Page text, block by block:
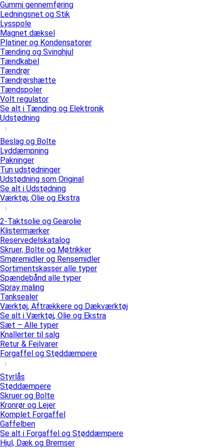
Gummi gennemføring
Ledningsnet og Stik
Lysspole
Magnet dæksel
Platiner og Kondensatorer
Tænding og Svinghjul
Tændkabel
Tændrør
Tændrørshætte
Tændspoler
Volt regulator
Se alt i Tænding og Elektronik
Udstødning
Beslag og Bolte
Lyddæmpning
Pakninger
Tun udstødninger
Udstødning som Original
Se alt i Udstødning
Værktøj, Olie og Ekstra
2-Taktsolie og Gearolie
Klistermærker
Reservedelskatalog
Skruer, Bolte og Møtrikker
Smøremidler og Rensemidler
Sortimentskasser alle typer
Spændebånd alle typer
Spray maling
Tanksealer
Værktøj, Aftrækkere og Dækværktøj
Se alt i Værktøj, Olie og Ekstra
Sæt – Alle typer
Knallerter til salg
Retur & Fejlvarer
Forgaffel og Støddæmpere
Styrlås
Støddæmpere
Skruer og Bolte
Kronrør og Lejer
Komplet Forgaffel
Gaffelben
Se alt i Forgaffel og Støddæmpere
Hjul, Dæk og Bremser